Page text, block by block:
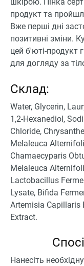
шкірою. Пінка
продукт та
Вже перші дні
позитивні зміни.
цей б'юті-продукт
для догляду за
Склад:
Water, Glycerin,
1,2-Hexanediol,
Chloride,
Melaleuca
Chamaecyparis
Melaleuca
Lactobacillus
Lysate, Bifida
Artemisia Capillaris
Extract.
Нанесіть